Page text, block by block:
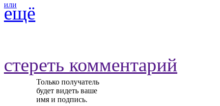
или
ещё
стереть комментарий
Только получатель
будет видеть ваше
имя и подпись.